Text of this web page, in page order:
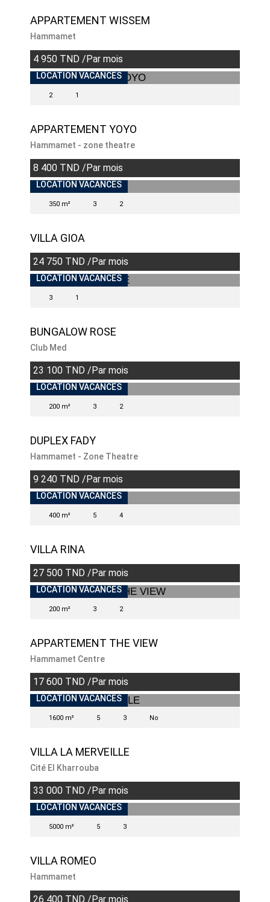
APPARTEMENT WISSEM
Hammamet
4 950 TND /Par mois
INDISPONIBLE
LOCATION VACANCES
2 1
APPARTEMENT YOYO
Hammamet - zone theatre
8 400 TND /Par mois
LOCATION VACANCES
350 m² 3 2
VILLA GIOA
24 750 TND /Par mois
LOCATION VACANCES
3 1
BUNGALOW ROSE
Club Med
23 100 TND /Par mois
INDISPONIBLE
LOCATION VACANCES
200 m² 3 2
DUPLEX FADY
Hammamet - Zone Theatre
9 240 TND /Par mois
INDISPONIBLE
LOCATION VACANCES
400 m² 5 4
VILLA RINA
27 500 TND /Par mois
LOCATION VACANCES
200 m² 3 2
APPARTEMENT THE VIEW
Hammamet Centre
17 600 TND /Par mois
LOCATION VACANCES
1600 m² 5 3 No
VILLA LA MERVEILLE
Cité El Kharrouba
33 000 TND /Par mois
LOCATION VACANCES
5000 m² 5 3
VILLA ROMEO
Hammamet
26 400 TND /Par mois